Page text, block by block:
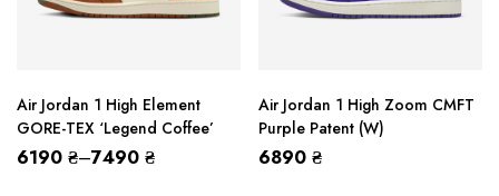
Air Jordan 1 High Element
GORE-TEX ‘Legend Coffee’
6190 ₴–7490 ₴
Air Jordan 1 High Zoom CMFT
Purple Patent (W)
6890 ₴